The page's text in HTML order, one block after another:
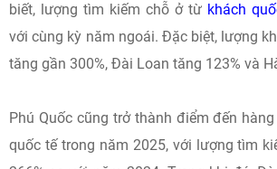
biết, lượng tìm kiếm chỗ ở từ khách
với cùng kỳ năm ngoái. Đặc biệt, lượng
tăng gần 300%, Đài Loan tăng 123% và
Phú Quốc cũng trở thành điểm đến
quốc tế trong năm 2025, với lượng tìm